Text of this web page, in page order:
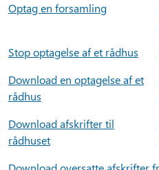
Optag en forsamling
Stop optagelse af et rådhus
Download en optagelse af et
rådhus
Download afskrifter til
rådhuset